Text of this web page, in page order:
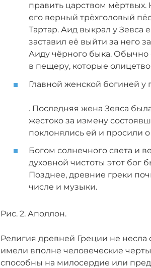
править царством мёртвых.
его верный трёхголовый
Тартар. Аид выкрал у
заставил её выйти за него
Аиду чёрного быка. Обычно
в пещеру, которые
Главной женской богиней у
. Последняя жена Зевса
жестоко за измену
поклонялись ей и просили
Богом солнечного света и
духовной чистоты этот бог
Позднее, древние греки
числе и музыки.
Рис. 2. Аполлон.
Религия древней Греции не
имели вполне человеческие
способны на милосердие или